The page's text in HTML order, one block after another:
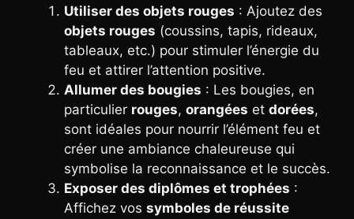
Utiliser des objets rouges : Ajoutez des
objets rouges (coussins, tapis, rideaux,
tableaux, etc.) pour stimuler l’énergie du
feu et attirer l’attention positive.
Allumer des bougies : Les bougies, en
particulier rouges, orangées et dorées,
sont idéales pour nourrir l’élément feu et
créer une ambiance chaleureuse qui
symbolise la reconnaissance et le succès.
Exposer des diplômes et trophées :
Affichez vos symboles de réussite